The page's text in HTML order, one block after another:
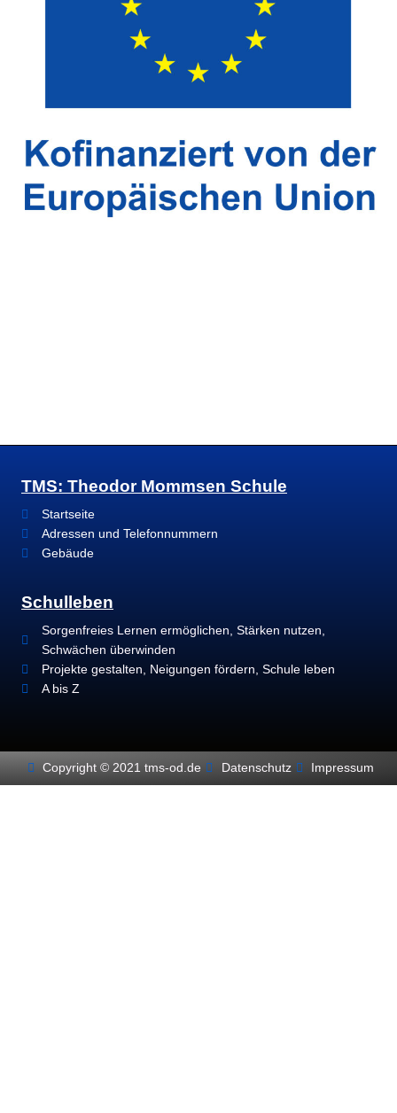
TMS: Theodor Mommsen Schule
Startseite
Adressen und Telefonnummern
Gebäude
Schulleben
Sorgenfreies Lernen ermöglichen, Stärken nutzen,
Schwächen überwinden
Projekte gestalten, Neigungen fördern, Schule leben
A bis Z
Copyright © 2021 tms-od.de Datenschutz Impressum